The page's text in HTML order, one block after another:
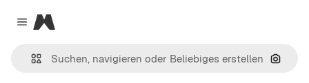
Close menu
Magnific
Nach